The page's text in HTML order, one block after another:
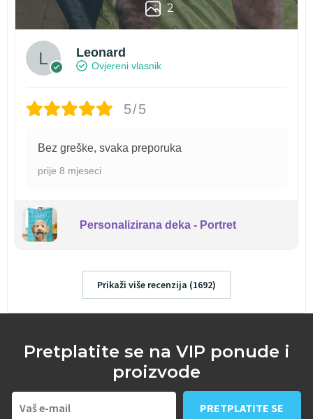
2
Leonard
Ovjereni vlasnik
5/5
Bez greške, svaka preporuka
prije 8 mjeseci
Personalizirana deka - Portret
Prikaži više recenzija (1692)
Pretplatite se na VIP ponude i
proizvode